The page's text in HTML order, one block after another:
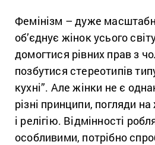
Фемінізм – дуже
об’єднує жінок усього
домогтися рівних прав з
позбутися стереотипів
кухні”. Але жінки не є
різні принципи, погляди
і релігію. Відмінності
особливими, потрібно